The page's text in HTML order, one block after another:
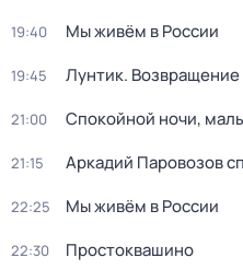
19:40 Мы живём в России
19:45 Лунтик.
21:00 Спокойной ночи,
21:15 Аркадий Паровозов
22:25 Мы живём в России
22:30 Простоквашино